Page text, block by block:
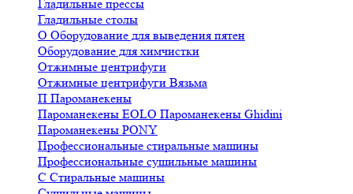
Гладильные прессы
Гладильные столы
О Оборудование для выведения пятен
Оборудование для химчистки
Отжимные центрифуги
Отжимные центрифуги Вязьма
П Пароманекены
Пароманекены EOLO Пароманекены Ghidini
Пароманекены PONY
Профессиональные стиральные машины
Профессиональные сушильные машины
С Стиральные машины